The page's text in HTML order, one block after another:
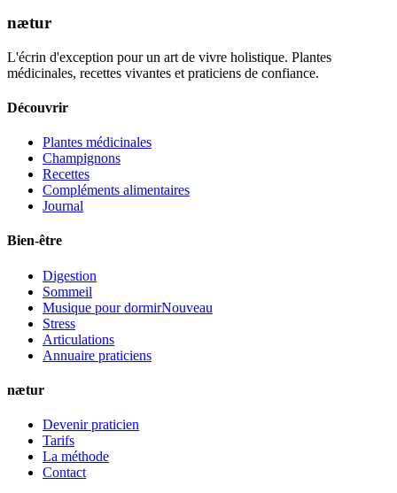
nætur
L'écrin d'exception pour un art de vivre holistique. Plantes
médicinales, recettes vivantes et praticiens de confiance.
Découvrir
Plantes médicinales
Champignons
Recettes
Compléments alimentaires
Journal
Bien-être
Digestion
Sommeil
Musique pour dormirNouveau
Stress
Articulations
Annuaire praticiens
nætur
Devenir praticien
Tarifs
La méthode
Contact